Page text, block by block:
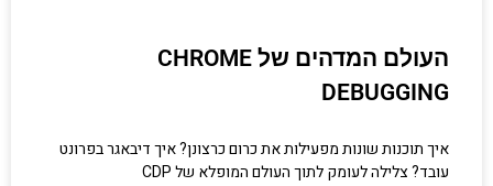
העולם המדהים של CHROME
DEBUGGING
איך תוכנות שונות מפעילות את כרום כרצונן? איך דיבאגר בפרונט
עובד? צלילה לעומק לתוך העולם המופלא של CDP